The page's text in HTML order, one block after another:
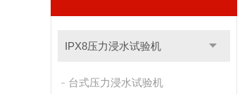
IPX8压力浸水试验机
台式压力浸水试验机